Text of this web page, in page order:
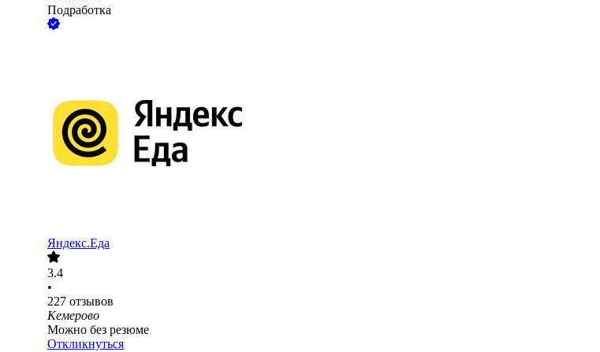
Подработка
Яндекс.Еда
3.4
•
227 отзывов
Кемерово
Можно без резюме
Откликнуться